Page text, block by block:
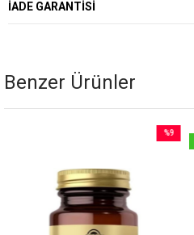
İADE GARANTISI
Benzer Ürünler
%9